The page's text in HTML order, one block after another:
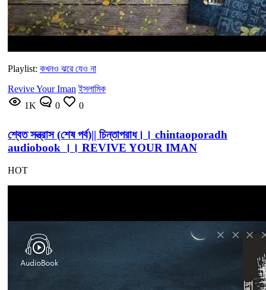
Playlist: কখনও ঝরে যেও না
Revive Your Iman ইসলামিক
1K
0 0
শ্বেত সন্ত্রাস (শেষ পর্ব)|| চিন্তাপরাধ।। chintaoporadh
audiobook ।। REVIVE YOUR IMAN
HOT